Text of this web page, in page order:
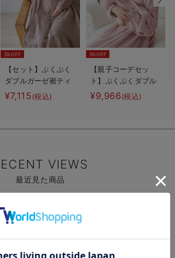
5%OFF
【セット】ぷくぷく
ダブルガーゼ裾ティ
アード3WAYワンピ
ース＆産後も使える
¥7,115 (税込)
5%OFF
【親子コーデセッ
ト】ぷくぷくダブル
ガーゼ裾ティアード
3WAYワンピース＆
¥9,966(税込)
VIEWS
最近見た商品
に入り商品を確認する